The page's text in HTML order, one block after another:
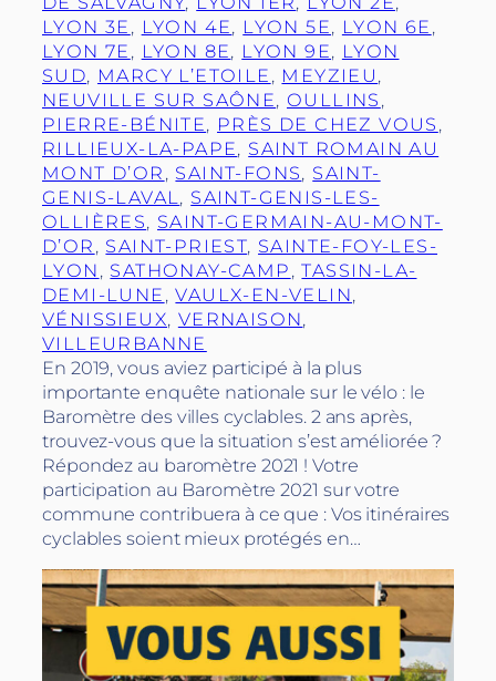
LYON 3E , LYON 4E, LYON 5E, LYON 6E
LYON 7E , LYON 8E, LYON 9E, LYON
SUD, MARCY L’ETOILE , MEYZIEU
NEUVILLE SUR SAÔNE, OULLINS
PIERRE-BÉNITE, PRÈS DE CHEZ VOUS
RILLIEUX-LA-PAPE, SAINT ROMAIN AU
MONT D’OR , SAINT-FONS, SAINT-
GENIS-LAVAL, SAINT-GENIS-LES-
OLLIÈRES, SAINT-GERMAIN-AU-MONT-
D’OR , SAINT-PRIEST, SAINTE-FOY-LES-
LYON , SATHONAY-CAMP , TASSIN-LA-
DEMI-LUNE , VAULX-EN-VELIN
VÉNISSIEUX, VERNAISON
VILLEURBANNE
En 2019, vous aviez participé à la plus
importante enquête nationale sur le vélo : le
Baromètre des villes cyclables. 2 ans après,
trouvez-vous que la situation s’est améliorée ?
Répondez au baromètre 2021 ! Votre
participation au Baromètre 2021 sur votre
commune contribuera à ce que : Vos itinéraires
cyclables soient mieux protégés en…